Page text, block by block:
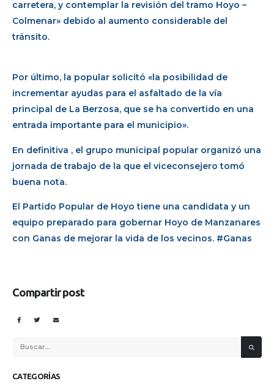
carretera, y contemplar la revisión del tramo Hoyo –
Colmenar» debido al aumento considerable del
tránsito.
Por último, la popular solicitó «la posibilidad de
incrementar ayudas para el asfaltado de la vía
principal de La Berzosa, que se ha convertido en una
entrada importante para el municipio».
En definitiva , el grupo municipal popular organizó una
jornada de trabajo de la que el viceconsejero tomó
buena nota.
El Partido Popular de Hoyo tiene una candidata y un
equipo preparado para gobernar Hoyo de Manzanares
con Ganas de mejorar la vida de los vecinos. #Ganas
Compartir post
CATEGORÍAS